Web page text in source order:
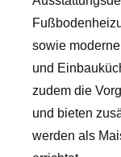
sowie
und
zudem die
und bieten
werden als